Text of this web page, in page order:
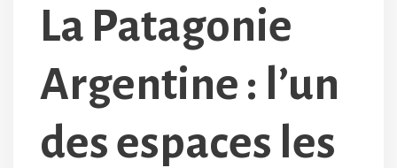
La Patagonie
Argentine : l’un
des espaces les